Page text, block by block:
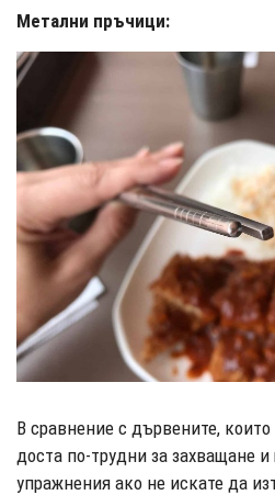
Метални пръчици:
В сравнение с дървените,
доста по-трудни за захващане
упражнения ако не искате да